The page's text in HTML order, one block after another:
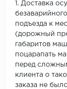
1. Доставка
подъезда к
(дорожный
габаритов
поцарапать
перед
клиента о
заказа не